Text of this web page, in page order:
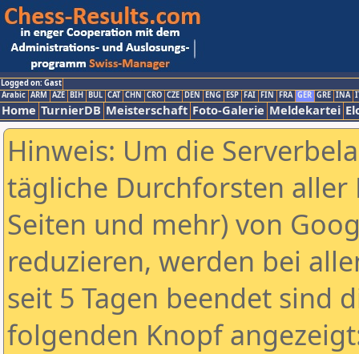
Logged on: Gast
Arabic ARM AZE BIH BUL CAT CHN CRO CZE DEN ENG ESP FAI FIN FRA GER GRE INA
Home TurnierDB Meisterschaft Foto-Galerie Meldekartei
Hinweis: Um die
tägliche Durchforsten aller
Seiten und mehr) von
reduzieren, werden bei
seit 5 Tagen beendet sind
folgenden Knopf